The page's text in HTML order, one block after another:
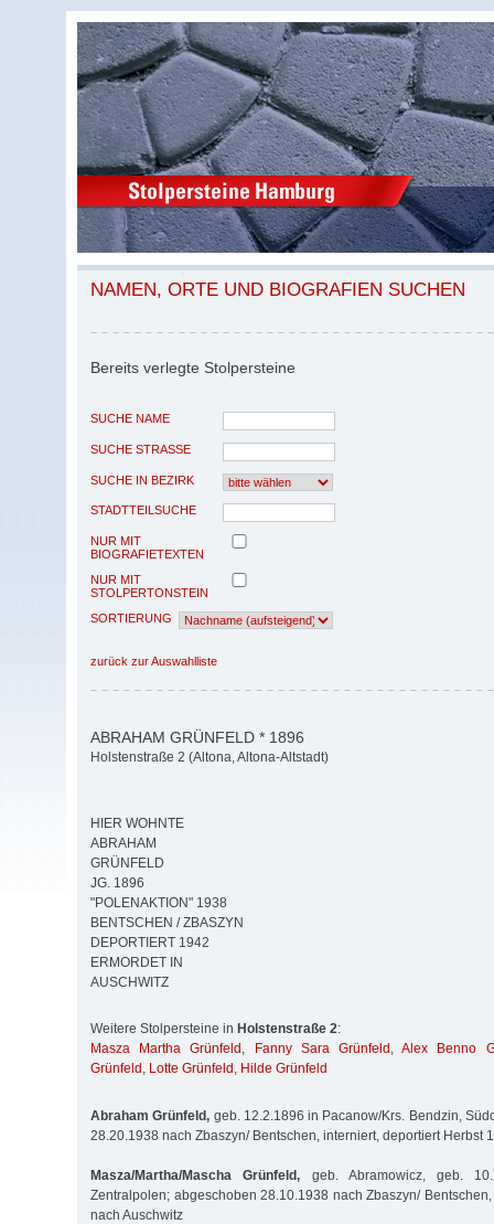
NAMEN, ORTE UND BIOGRAFIEN SUCHEN
Bereits verlegte Stolpersteine
SUCHE NAME
SUCHE STRASSE
SUCHE IN BEZIRK
STADTTEILSUCHE
NUR MIT
BIOGRAFIETEXTEN
NUR MIT
STOLPERTONSTEIN
SORTIERUNG
zurück zur Auswahlliste
ABRAHAM GRÜNFELD * 1896
Holstenstraße 2 (Altona, Altona-Altstadt)
HIER WOHNTE
ABRAHAM
GRÜNFELD
JG. 1896
"POLENAKTION" 1938
BENTSCHEN / ZBASZYN
DEPORTIERT 1942
ERMORDET IN
AUSCHWITZ
Weitere Stolpersteine in Holstenstraße 2:
Masza Martha Grünfeld , Fanny Sara Grünfeld ,Alex Benno
Grünfeld , Lotte Grünfeld , Hilde Grünfeld
Abraham Grünfeld, geb. 12.2.1896 in Pacanow/Krs. Bendzin,
28.20.1938 nach Zbaszyn/ Bentschen, interniert, deportiert Herbst
Masza/Martha/Mascha Grünfeld, geb. Abramowicz, geb.
Zentralpolen; abgeschoben 28.10.1938 nach Zbaszyn/
nach Auschwitz